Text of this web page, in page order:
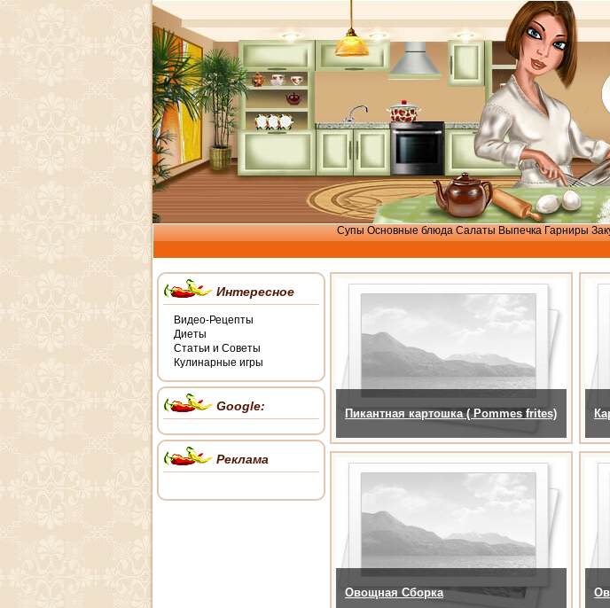
Супы Основные блюда Салаты Выпечка Гарниры
Пикантная картошка ( Pommes frites)
Овощная Сборка
Интересное
Видео-Рецепты
Диеты
Статьи и Советы
Кулинарные игры
Google:
Реклама